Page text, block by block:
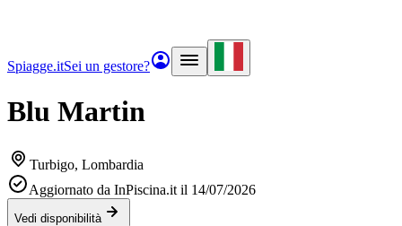
Spiagge.itSei un gestore?
Blu Martin
Turbigo, Lombardia
Aggiornato da InPiscina.it il 14/07/2026
Vedi disponibilità